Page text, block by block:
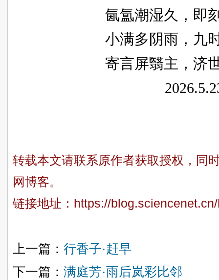
氤氲潮湿久，即
小满多阴雨，九
寄言屏翳主，济
转载本文请联系原作者获取授权，同
网博客。
链接地址： https://
上一篇： 行香子·赶早
下一篇： 满庭芳·雨后岚彩比邻